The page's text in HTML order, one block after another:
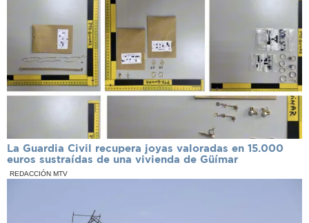
La Guardia Civil recupera joyas valoradas en 15.000
euros sustraídas de una vivienda de Güímar
REDACCIÓN MTV